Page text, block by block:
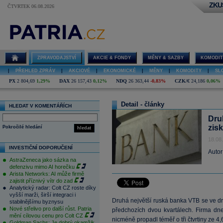
ČTVRTEK 06.08.2026
ZPRAVODAJSTVÍ AKCIE & FONDY MĚNY & SAZBY
PŘEHLED ZPRÁV AKCIOVÉ EKONOMICKÉ MĚNY KOMODITY
PX 2 804,69 1,29% DAX 26 157,43 0,12% NDQ 26 363,44 -0,83% CZK/€ 24,186 0,06%
HLEDAT V KOMENTÁŘÍCH
hledat
Pokročilé hledání
INVESTIČNÍ DOPORUČENÍ
AstraZeneca jako sázka na
defenzivu mimo AI horečku
Arista Networks: AI může firmě
zajistit příznivý vítr do zad
Analytický radar: Colt CZ roste díky
vyšší marži, širší integraci i
stabilnějšímu byznysu
Nové střelivo pro další růst. Patria
mění cílovou cenu pro Colt CZ
Detail - články
Druhá největší ruská banka VTB se ve
předchozích dvou kvartálech. Firma
nicméně propadl téměř o tři čtvrtiny ze